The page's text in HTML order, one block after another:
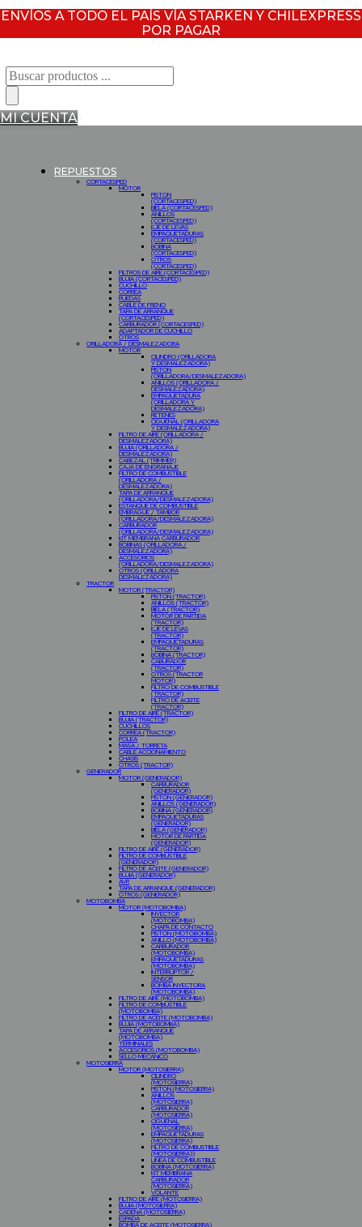
ENVÍOS A TODO EL PAÍS VÍA STARKEN Y CHILEXPRESS
POR PAGAR
Búsqueda
de
productos
MI CUENTA
REPUESTOS
CORTACESPED
MOTOR
PISTON
(CORTACESPED)
BIELA (CORTACESPED)
ANILLOS
(CORTACESPED)
EJE DE LEVAS
EMPAQUETADURAS
(CORTACESPED)
BOBINA
(CORTACESPED)
OTROS
(CORTACESPED)
FILTROS DE AIRE (CORTACESPED)
BUJIA (CORTACESPED)
CUCHILLO
CORREA
RUEDAS
CABLE DE FRENO
TAPA DE ARRANQUE
(CORTACESPED)
CARBURADOR (CORTACESPED)
ADAPTADOR DE CUCHILLO
OTROS
ORILLADORA / DESMALEZADORA
MOTOR
CILINDRO (ORILLADORA
Y DESMALEZADORA)
PISTON
(ORILLADORA/DESMALEZADORA)
ANILLOS (ORILLADORA /
DESMALEZADORA)
EMPAQUETADURA
(ORILLADORA Y
DESMALEZADORA)
RETENES
CIGÜEÑAL (ORILLADORA
Y DESMALEZADORA)
FILTRO DE AIRE (ORILLADORA /
DESMALEZADORA)
BUJIA (ORILLADORA /
DESMALEZADORA)
CABEZAL (TRIMMER)
CAJA DE ENGRANAJE
FILTRO DE COMBUSTIBLE
(ORILLADORA /
DESMALEZADORA)
TAPA DE ARRANQUE
(ORILLADORA/DESMALEZADORA)
ESTANQUE DE COMBUSTIBLE
EMBRAGUE / TAMBOR
(ORILLADORA/DESMALEZADORA)
CARBURADOR
(ORILLADORA/DESMALEZADORA)
KIT MEMBRANA CARBURADOR
BOBINAS (ORILLADORA /
DESMALEZADORA)
ACCESORIOS
(ORILLADORA/DESMALEZADORA)
OTROS (ORILLADORA
DESMALEZADORA)
TRACTOR
MOTOR (TRACTOR)
PISTON (TRACTOR)
ANILLOS (TRACTOR)
BIELA (TRACTOR)
MOTOR DE PARTIDA
(TRACTOR)
EJE DE LEVAS
(TRACTOR)
EMPAQUETADURAS
(TRACTOR)
BOBINA (TRACTOR)
CABURADOR
(TRACTOR)
OTROS (TRACTOR
MOTOR)
FILTRO DE COMBUSTIBLE
(TRACTOR)
FILTRO DE ACEITE
(TRACTOR)
FILTRO DE AIRE (TRACTOR)
BUJIA (TRACTOR)
CUCHILLOS
CORREA (TRACTOR)
POLEA
MASA / TORRETA
CABLE ACCIONAMIENTO
CHASIS
OTROS (TRACTOR)
GENERADOR
MOTOR (GENERADOR)
CARBURADOR
(GENERADOR)
PISTON (GENERADOR)
ANILLOS (GENERADOR)
BOBINA (GENERADOR)
EMPAQUETADURAS
(GENERADOR)
BIELA (GENERADOR)
MOTOR DE PARTIDA
(GENERADOR)
FILTRO DE AIRE (GENERADOR)
FILTRO DE COMBUSTIBLE
(GENERADOR)
FILTRO DE ACEITE (GENERADOR)
BUJIA (GENERADOR)
AVR
TAPA DE ARRANQUE (GENERADOR)
OTROS (GENERADOR)
MOTOBOMBA
MOTOR (MOTOBOMBA)
INYECTOR
(MOTOBOMBA)
CHAPA DE CONTACTO
PISTON (MOTOBOMBA)
ANILLO (MOTOBOMBA)
CARBURADOR
(MOTOBOMBA)
EMPAQUETADURAS
(MOTOBOMBA)
INTERRUPTOR /
SENSOR
BOMBA INYECTORA
(MOTOBOMBA)
FILTRO DE AIRE (MOTOBOMBA)
FILTRO DE COMBUSTIBLE
(MOTOBOMBA)
FILTRO DE ACEITE (MOTOBOMBA)
BUJIA (MOTOBOMBA)
TAPA DE ARRANQUE
(MOTOBOMBA)
TERMINALES
ACCESORIOS (MOTOBOMBA)
SELLO MECANICO
MOTOSIERRA
MOTOR (MOTOSIERRA)
CILINDRO
(MOTOSIERRA)
PISTON (MOTOSIERRA)
ANILLOS
(MOTOSIERRA)
CARBURADOR
(MOTOSIERRA)
CIGÜEÑAL
(MOTOSIERRA)
EMPAQUETADURAS
(MOTOSIERRA)
FILTRO DE COMBUSTIBLE
(MOTOSIERRA))
LINEA DE COMBUSTIBLE
BOBINA (MOTOSIERRA)
KIT MEMBRANA
CARBURADOR
(MOTOSIERRA)
VOLANTE
FILTRO DE AIRE (MOTOSIERRA)
BUJIA (MOTOSIERRA)
CADENA (MOTOSIERRA)
ESPADA
BOMBA DE ACEITE (MOTOSIERRA)